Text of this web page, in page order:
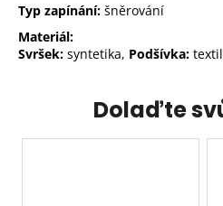
Typ zapínání: šněrování
Materiál:
Svršek: syntetika, Podšívka:
Dolaďte